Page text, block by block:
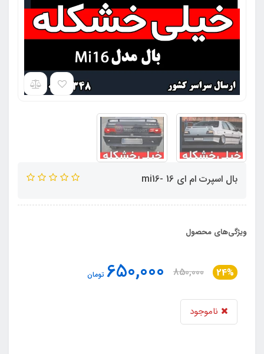
بال اسپرت ام ای 16 -mi16
ویژگی‌های محصول
24%
850,000
650,000 تومان
ناموجود